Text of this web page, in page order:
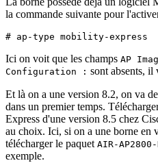
la commande suivante pour
# ap-type mobility-express
Ici on voit que les champs AP
Configuration : sont absents,
Et là on a une version 8.2, on va
dans un premier temps.
Express d'une version 8.5 chez
au choix. Ici, si on a une borne en
télécharger le paquet AIR-
exemple.